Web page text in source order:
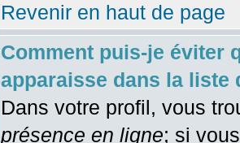
Revenir en haut de page
Comment puis-je éviter
apparaisse dans la liste
Dans votre profil, vous
présence en ligne; si